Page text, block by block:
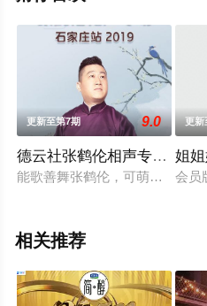
更新至第7期 9.0
德云社张鹤伦相声专场石家
能歌善舞张鹤伦，可萌可暖郎
更新
姐
会员
相关推荐